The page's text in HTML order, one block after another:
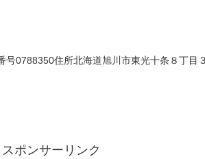
号0788350住所北海道旭川市東光十条８丁
スポンサーリンク